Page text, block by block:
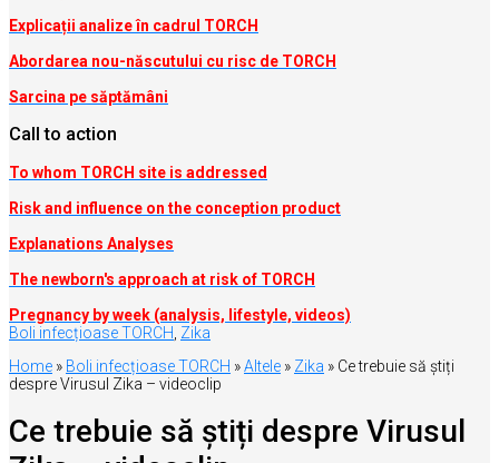
Explicații analize în cadrul TORCH
Abordarea nou-născutului cu risc de TORCH
Sarcina pe săptămâni
Call to action
To whom TORCH site is addressed
Risk and influence on the conception product
Explanations Analyses
The newborn's approach at risk of TORCH
Pregnancy by week (analysis, lifestyle, videos)
Boli infecțioase TORCH Zika
Home » Boli infecțioase TORCH »Altele » Zika » Ce trebuie să știți
despre Virusul Zika – videoclip
Ce trebuie să știți despre Virusul